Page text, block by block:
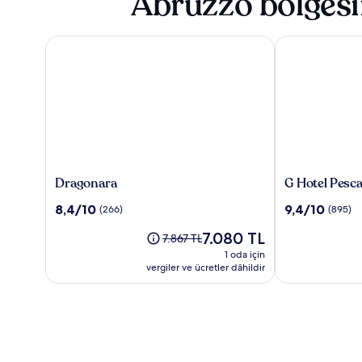
Dragonara
Dragonara
10
8,4/10 (266)
Eski
7.867 TL,
Standart
7.867 TLGüncel
fiyat:
7.080 TL
7.080 TL
1 oda için
vergiler ve ücretler dâhildir
Dragonara
G
Pescara
G Hotel
10
9,4/10 (895)
G Hotel Pescara